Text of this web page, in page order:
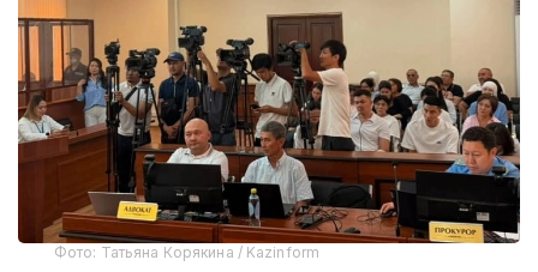
Фото: Татьяна Корякина / Kazinform